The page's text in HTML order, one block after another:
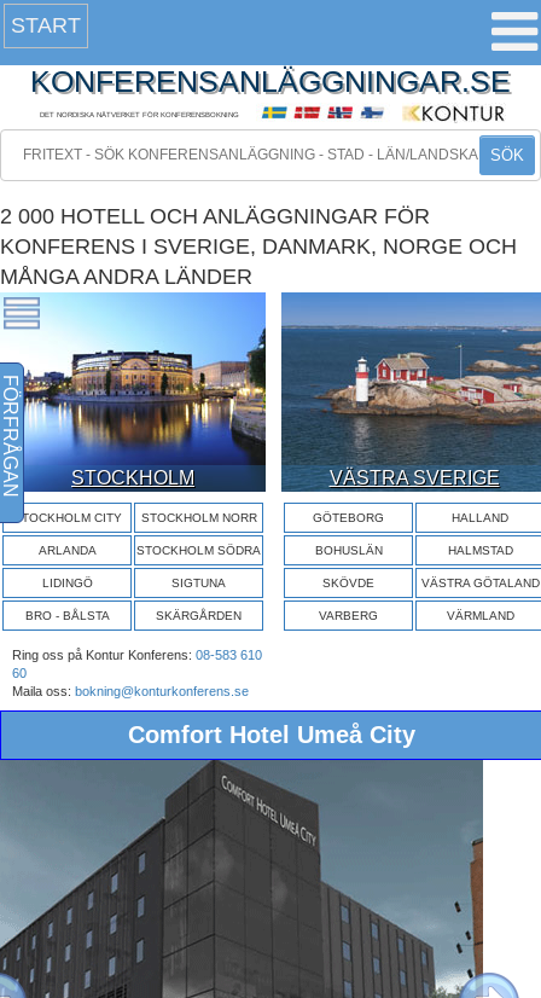
START
KONFERENSANLÄGGNINGAR.SE
DET NORDISKA NÄTVERKET FÖR KONFERENSBOKNING
SÖK
2 000 HOTELL OCH ANLÄGGNINGAR FÖR
KONFERENS I SVERIGE, DANMARK, NORGE OCH
MÅNGA ANDRA LÄNDER
STOCKHOLM
STOCKHOLM CITY STOCKHOLM NORR
ARLANDA STOCKHOLM SÖDRA
LIDINGÖ SIGTUNA
BRO - BÅLSTA SKÄRGÅRDEN
VÄSTRA SVERIGE
GÖTEBORG HALLAND
BOHUSLÄN HALMSTAD
SKÖVDE VÄSTRA GÖTALAND
VARBERG VÄRMLAND
Ring oss på Kontur Konferens: 08-583 610
60
Maila oss: bokning@konturkonferens.se
Comfort Hotel Umeå City
FÖRFRÅGAN